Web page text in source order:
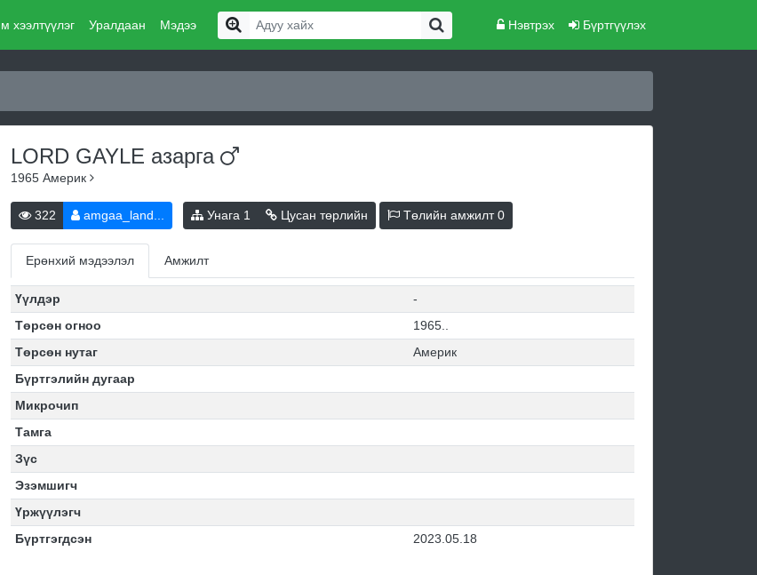
хээлтүүлэг Уралдаан Мэдээ Нэвтрэх Бүртгүүлэх
LORD GAYLE азарга
1965 Америк
322 amgaa_land... Унага 1 Цусан төрлийн Төлийн амжилт0
Ерөнхий мэдээлэл Амжилт
Үүлдэр
-
Төрсөн огноо
1965..
Төрсөн нутаг
Америк
Бүртгэлийн дугаар
Микрочип
Тамга
Зүс
Эзэмшигч
Үржүүлэгч
Бүртгэгдсэн
2023.05.18